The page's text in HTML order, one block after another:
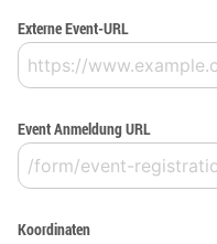
Externe Event-URL
Event Anmeldung URL
Koordinaten